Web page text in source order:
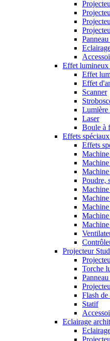
Effet lumineux
Effet
Effet
Scanner
Lumière
Laser
Boule à
Effets
Effets
Poudre,
Machine
Projecteur
Torche
Flash
Statif
Eclairage